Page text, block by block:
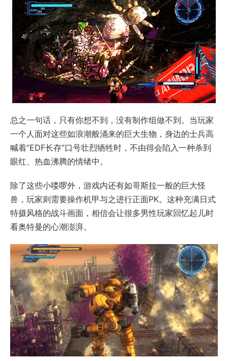
总之一句话，只有你想不到，没有制作组做不到。当玩家
一个人面对这些如浪潮般涌来的巨大生物，身边的士兵高
喊着“EDF长存”口号壮烈牺牲时，不由得会陷入一种杀到
眼红、热血沸腾的情绪中。
除了这些小喽啰外，游戏内还有如哥斯拉一般的巨大怪
兽，玩家则需要操作机甲与之进行正面PK。这种充满日式
特摄风格的战斗画面，相信会让很多男性玩家回忆起儿时
看奥特曼的心潮澎湃。